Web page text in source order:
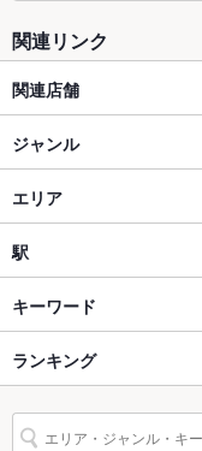
ソファー
テラス席
なし ：テ
宴会をお楽
設備
Wi-Fi
バリアフリ
ー
駐車場
あり ：100
細は施設公
英語メニュ
あり
関連リンク
関連店舗
しゃぶしゃぶ牛太
しゃぶしゃぶ牛太 相模
しゃぶしゃぶ牛太 横須
しゃぶしゃぶ牛太 松戸店
しゃぶしゃぶ但馬屋 浦
しゃぶしゃぶ但馬屋 ヤ
ジャンル
居酒屋
和風
多摩センター・南大沢 ×
多摩センター・南大沢 ×
京王多摩センター駅 ×
エリア
多摩センター
多摩センター × 居酒屋
多摩センター × 和風
多摩センター × 和食
駅
小田急多摩センター駅
京王多摩センター駅
多摩センター駅
キーワード
しゃぶしゃぶ
ランキング
東京のグルメランキング